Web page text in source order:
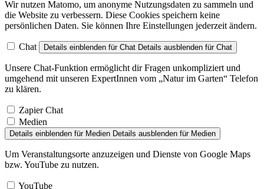
die Website zu verbessern. Diese Cookies speichern keine
persönlichen Daten. Sie können Ihre Einstellungen jederzeit ändern.
Unsere Chat-Funktion ermöglicht dir Fragen unkompliziert und
umgehend mit unseren ExpertInnen vom „Natur im Garten“ Telefon
zu klären.
Medien
Details einblenden
Um Veranstaltungsorte anzuzeigen und Dienste von Google Maps
bzw. YouTube zu nutzen.
Google Maps